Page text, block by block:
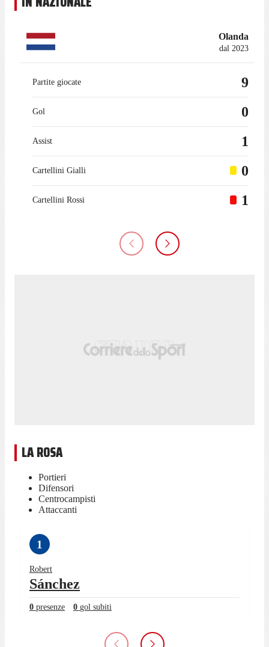
Olanda
dal 2023
Partite giocate 9
Gol 0
Assist 1
Cartellini Gialli 0
Cartellini Rossi 1
LA ROSA
Portieri
Difensori
Centrocampisti
Attaccanti
1
Robert
Sánchez
0 presenze 0 gol subiti